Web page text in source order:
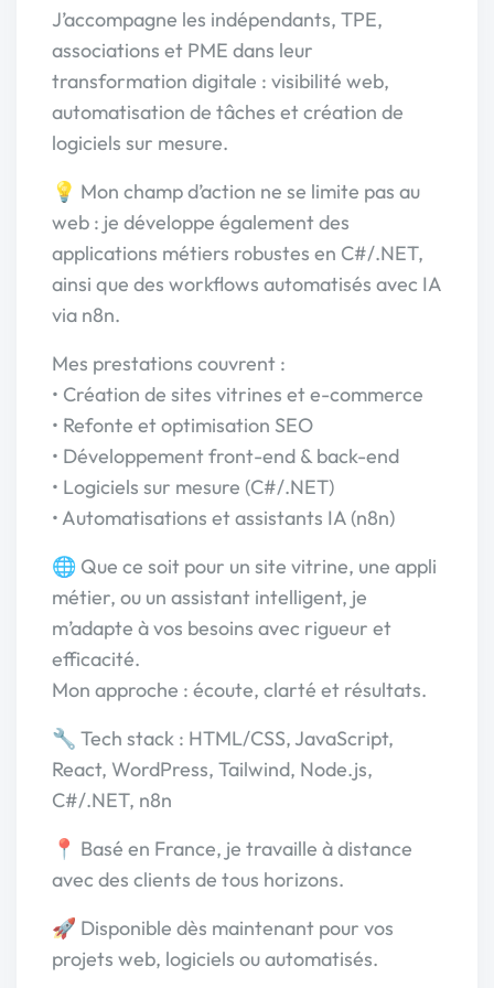
J’accompagne les indépendants, TPE,
associations et PME dans leur
transformation digitale : visibilité web,
automatisation de tâches et création de
logiciels sur mesure.
💡 Mon champ d’action ne se limite pas au
web : je développe également des
applications métiers robustes en C#/.NET,
ainsi que des workflows automatisés avec IA
via n8n.
Mes prestations couvrent :
• Création de sites vitrines et e-commerce
• Refonte et optimisation SEO
• Développement front-end & back-end
• Logiciels sur mesure (C#/.NET)
• Automatisations et assistants IA (n8n)
🌐 Que ce soit pour un site vitrine, une appli
métier, ou un assistant intelligent, je
m’adapte à vos besoins avec rigueur et
efficacité.
Mon approche : écoute, clarté et résultats.
🔧 Tech stack : HTML/CSS, JavaScript,
React, WordPress, Tailwind, Node.js,
C#/.NET, n8n
📍 Basé en France, je travaille à distance
avec des clients de tous horizons.
🚀 Disponible dès maintenant pour vos
projets web, logiciels ou automatisés.